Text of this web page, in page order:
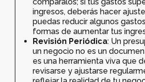
compáralos; si tus gastos
ingresos, deberás hacer
puedas reducir algunos
formas de aumentar tus
Revisión Periódica: Un
un negocio no es un
es una herramienta viva que
revisarse y ajustarse